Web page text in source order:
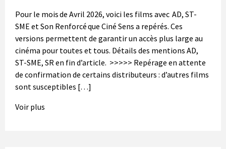
Pour le mois de Avril 2026, voici les films avec AD, ST-
SME et Son Renforcé que Ciné Sens a repérés. Ces
versions permettent de garantir un accès plus large au
cinéma pour toutes et tous. Détails des mentions AD,
ST-SME, SR en fin d’article. >>>>> Repérage en attente
de confirmation de certains distributeurs : d’autres films
sont susceptibles […]
Voir plus